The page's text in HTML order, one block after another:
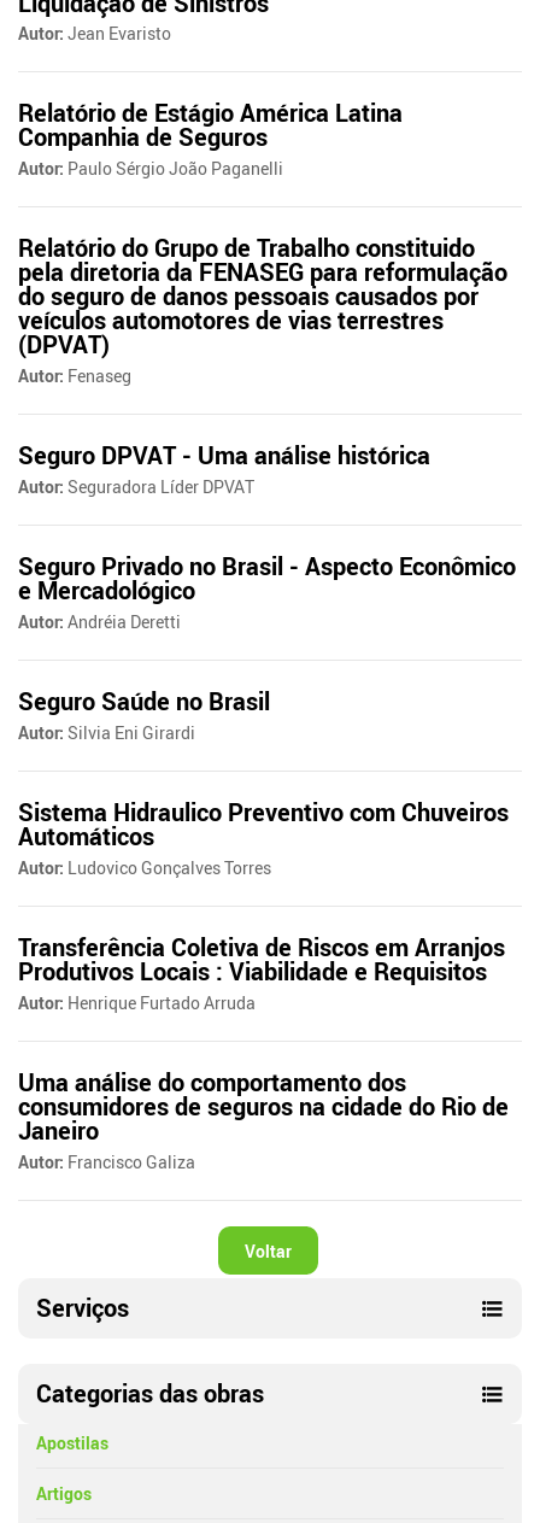
Autor: Jean Evaristo
Relatório de Estágio América Latina
Companhia de Seguros
Autor: Paulo Sérgio João Paganelli
Relatório do Grupo de Trabalho constituido
pela diretoria da FENASEG para reformulação
do seguro de danos pessoais causados por
veículos automotores de vias terrestres
(DPVAT)
Autor: Fenaseg
Seguro DPVAT - Uma análise histórica
Autor: Seguradora Líder DPVAT
Seguro Privado no Brasil - Aspecto Econômico
e Mercadológico
Autor: Andréia Deretti
Seguro Saúde no Brasil
Autor: Silvia Eni Girardi
Sistema Hidraulico Preventivo com Chuveiros
Automáticos
Autor: Ludovico Gonçalves Torres
Transferência Coletiva de Riscos em Arranjos
Produtivos Locais : Viabilidade e Requisitos
Autor: Henrique Furtado Arruda
Uma análise do comportamento dos
consumidores de seguros na cidade do Rio de
Janeiro
Autor: Francisco Galiza
Voltar
Serviços
Categorias das obras
Apostilas
Artigos